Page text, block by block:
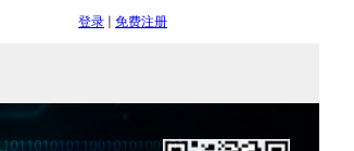
登录 免费注册